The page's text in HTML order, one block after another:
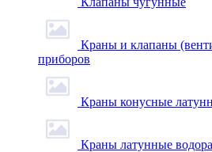
Краны и клапаны
приборов
Краны конусные
Краны латунные